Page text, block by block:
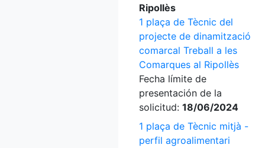
Ripollès
1 plaça de Tècnic del
projecte de dinamització
comarcal Treball a les
Comarques al Ripollès
Fecha límite de
presentación de la
solicitud: 18/06/2024
1 plaça de Tècnic mitjà -
perfil agroalimentari